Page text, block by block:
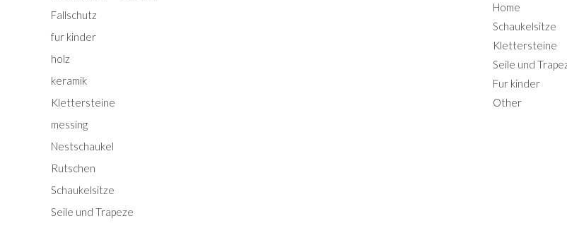
Fallschutz
fur kinder
holz
keramik
Klettersteine
messing
Nestschaukel
Rutschen
Schaukelsitze
Seile und Trapeze
Home
Schaukelsitze
Klettersteine
Seile und
Fur kinder
Other